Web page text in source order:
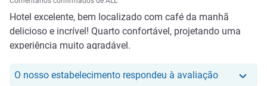
a situação foi muito antipatica. Finalmente o sistema
voltou e pude fazer o pagamento. Felizmente antecipei o
pagamento para o dia anterior a minha saída. Mas se isso
tivesse ocorrido na hora do check-out, tive a percepção
importava com a situação .
Hotel excelente, bem localizado com café da manhã
delicioso e incrível! Quarto confortável, projetando uma
experiência muito agradável.
O nosso estabelecimento respondeu à avaliaçãoO nosso